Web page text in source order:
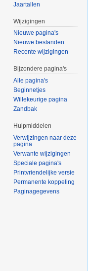
Jaartallen
Wijzigingen
Nieuwe pagina's
Nieuwe bestanden
Recente wijzigingen
Bijzondere pagina's
Alle pagina's
Beginnetjes
Willekeurige pagina
Zandbak
Hulpmiddelen
Verwijzingen naar deze
pagina
Verwante wijzigingen
Speciale pagina's
Printvriendelijke versie
Permanente koppeling
Paginagegevens